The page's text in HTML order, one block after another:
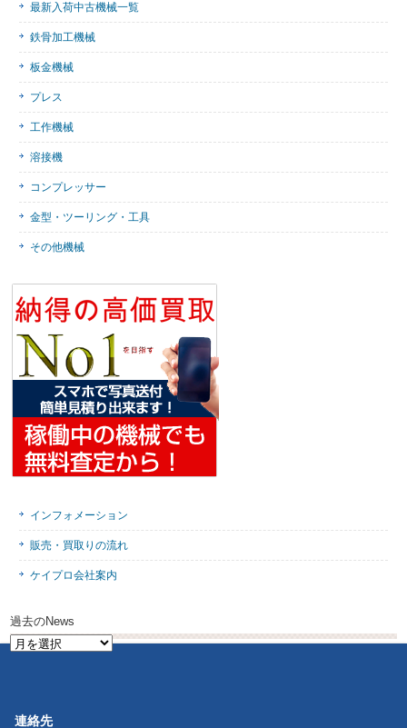
最新入荷中古機械一覧
鉄骨加工機械
板金機械
プレス
工作機械
溶接機
コンプレッサー
金型・ツーリング・工具
その他機械
インフォメーション
販売・買取りの流れ
ケイプロ会社案内
過去のNews
過
連絡先